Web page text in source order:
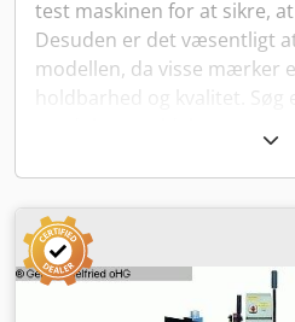
test maskinen for at sikre,
Desuden er det væsentligt
modellen, da visse mærker
holdbarhed og kvalitet. Søg
aftale.
Tekniske specifikationer
Undersøg de tekniske
som inkluderer effekt,